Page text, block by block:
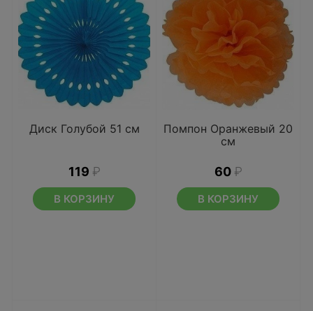
Диск Голубой 51 см
119 ₽
В КОРЗИНУ
Помпон Оранжевый 20
см
60 ₽
В КОРЗИНУ